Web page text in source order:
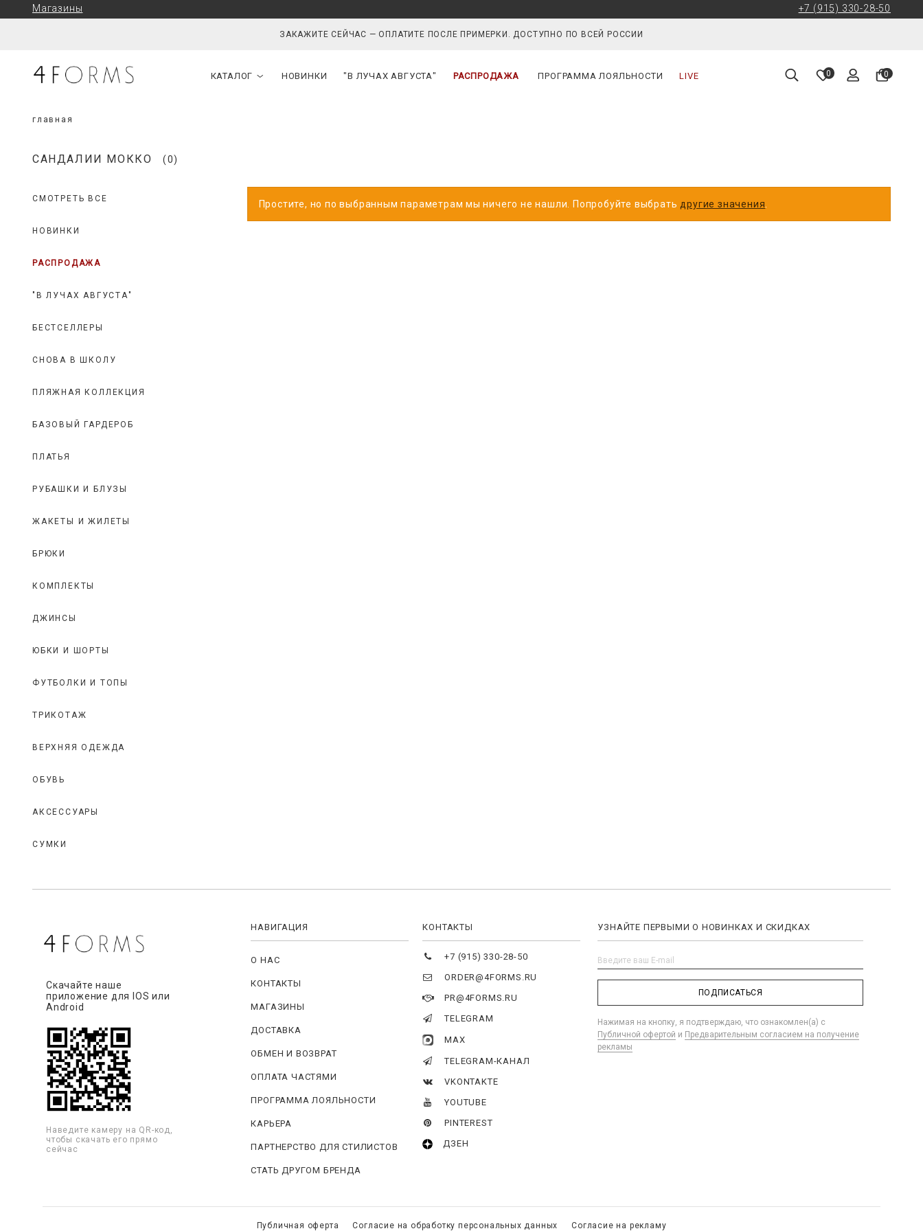
Магазины +7 (915) 330-28-50
ЗАКАЖИТЕ СЕЙЧАС — ОПЛАТИТЕ ПОСЛЕ ПРИМЕРКИ. ДОСТУПНО ПО ВСЕЙ РОССИИ
КАТАЛОГ НОВИНКИ "В ЛУЧАХ АВГУСТА" РАСПРОДАЖА ПРОГРАММА ЛОЯЛЬНОСТИ LIVE 0 0
главная
САНДАЛИИ МОККО (0)
СМОТРЕТЬ ВСЕ
НОВИНКИ
РАСПРОДАЖА
"В ЛУЧАХ АВГУСТА"
БЕСТСЕЛЛЕРЫ
СНОВА В ШКОЛУ
ПЛЯЖНАЯ КОЛЛЕКЦИЯ
БАЗОВЫЙ ГАРДЕРОБ
ПЛАТЬЯ
РУБАШКИ И БЛУЗЫ
ЖАКЕТЫ И ЖИЛЕТЫ
БРЮКИ
КОМПЛЕКТЫ
ДЖИНСЫ
ЮБКИ И ШОРТЫ
ФУТБОЛКИ И ТОПЫ
ТРИКОТАЖ
ВЕРХНЯЯ ОДЕЖДА
ОБУВЬ
АКСЕССУАРЫ
СУМКИ
Простите, но по выбранным параметрам мы ничего не нашли. Попробуйте выбратьдругие значения.
Скачайте наше
приложение для IOS или
Android
Наведите камеру на QR-код,
чтобы скачать его прямо
сейчас
НАВИГАЦИЯ
О НАС
КОНТАКТЫ
МАГАЗИНЫ
ДОСТАВКА
ОБМЕН И ВОЗВРАТ
ОПЛАТА ЧАСТЯМИ
ПРОГРАММА ЛОЯЛЬНОСТИ
КАРЬЕРА
ПАРТНЕРСТВО ДЛЯ СТИЛИСТОВ
СТАТЬ ДРУГОМ БРЕНДА
КОНТАКТЫ
+7 (915) 330-28-50
ORDER@4FORMS.RU
PR@4FORMS.RU
TELEGRAM
MAX
TELEGRAM-КАНАЛ
VKONTAKTE
YOUTUBE
PINTEREST
ДЗЕН
УЗНАЙТЕ ПЕРВЫМИ О НОВИНКАХ И СКИДКАХ
ПОДПИСАТЬСЯ
Нажимая на кнопку, я подтверждаю, что ознакомлен(а) с
Публичной офертой и Предварительным согласием на получение
рекламы
Публичная оферта Согласие на обработку персональных данных Согласие на рекламу